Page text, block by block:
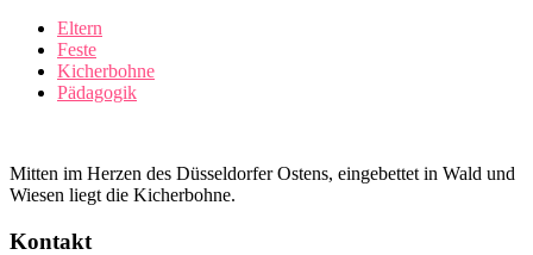
Eltern
Feste
Kicherbohne
Pädagogik
Mitten im Herzen des Düsseldorfer Ostens, eingebettet in Wald und
Wiesen liegt die Kicherbohne.
Kontakt